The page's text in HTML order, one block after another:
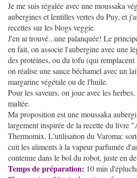
Je me suis régalée avec une moussaka
aubergines et lentilles vertes du Puy, et
recettes sur les blogs veggie.
J'en ai trouvé...une palanquée! Le
en fait, on associe l'aubergine avec une
des protéines, ou du tofu (qui
on réalise une sauce béchamel avec un
margarine végétale ou de l'huile.
Pour les saveurs, on joue avec les
maltée.
Ma proposition est une moussaka
largement inspirée de la recette du livre
Thermomix. L'utilisation du Varoma:
cuit les aliments à la vapeur parfumée
contenue dans le bol du robot, juste en
Temps de préparation: 10 min